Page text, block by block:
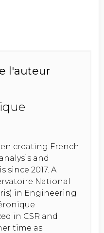
l'auteur
creating French
and
since 2017. A
National
in Engineering
in CSR and
time as